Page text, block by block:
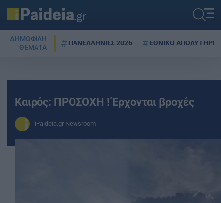
ΔΗΜΟΦΙΛΗ
ΘΕΜΑΤΑ
ΠΑΝΕΛΛΗΝΙΕΣ 2026 ΕΘΝΙΚΟ ΑΠΟΛΥΤΗΡΙΟ
Καιρός: ΠΡΟΣΟΧΗ ! Έρχονται βροχές
iPaideia.gr Newsroom